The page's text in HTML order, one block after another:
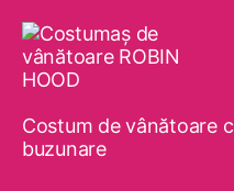
Costum de vânătoare
buzunare